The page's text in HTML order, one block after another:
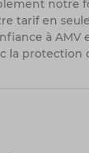
notre
tarif en
à AMV
la protection